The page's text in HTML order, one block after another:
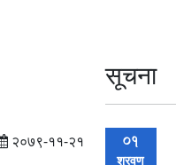
२०७९-११-२१
सूचना
01
श्रवण